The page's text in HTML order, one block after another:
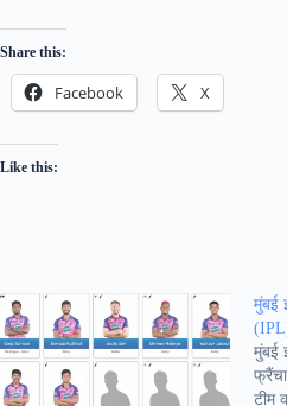
Share this:
Facebook X
Like this:
मुंबई
मुंबई
टीम